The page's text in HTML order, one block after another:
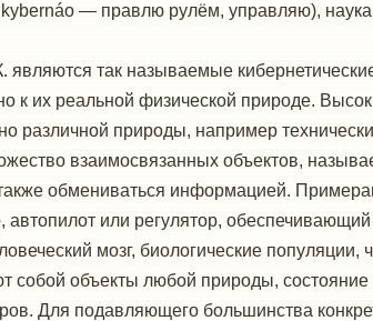
— правлю рулём, управляю),
так называемые
к их реальной физической природе.
различной природы, например
взаимосвязанных объектов,
обмениваться информацией.
автопилот или регулятор,
мозг, биологические популяции,
собой объекты любой природы,
Для подавляющего большинства